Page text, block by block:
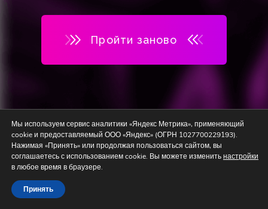
Пройти заново
Мы используем сервис аналитики «Яндекс Метрика», применяющий
cookie и предоставляемый ООО «Яндекс» (ОГРН 1027700229193).
Нажимая «Принять» или продолжая пользоваться сайтом, вы
соглашаетесь с использованием cookie. Вы можете изменитьнастройки
в любое время в браузере.
Принять